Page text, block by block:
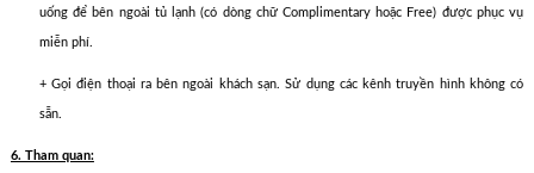
uống để bên ngoài tủ lạnh (có dòng chữ Complimentary hoặc Free) được phục vụ
miễn phí.
+ Gọi điện thoại ra bên ngoài khách sạn. Sử dụng các kênh truyền hình không có
sẵn.
6. Tham quan: